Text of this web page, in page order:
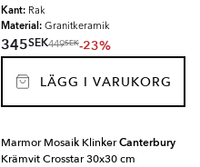
Kant: Rak
Material: Granitkeramik
345SEK449SEK-23%
LÄGG I VARUKORG
Marmor Mosaik KlinkerCanterbury
Krämvit Crosstar 30x30 cm